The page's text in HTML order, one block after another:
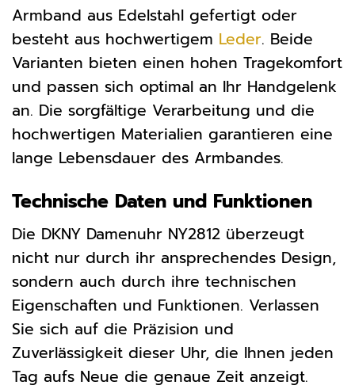
Armband aus Edelstahl gefertigt oder
besteht aus hochwertigem Leder. Beide
Varianten bieten einen hohen Tragekomfort
und passen sich optimal an Ihr Handgelenk
an. Die sorgfältige Verarbeitung und die
hochwertigen Materialien garantieren eine
lange Lebensdauer des Armbandes.
Technische Daten und Funktionen
Die DKNY Damenuhr NY2812 überzeugt
nicht nur durch ihr ansprechendes Design,
sondern auch durch ihre technischen
Eigenschaften und Funktionen. Verlassen
Sie sich auf die Präzision und
Zuverlässigkeit dieser Uhr, die Ihnen jeden
Tag aufs Neue die genaue Zeit anzeigt.